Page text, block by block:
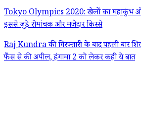
Tokyo Olympics 2020: खेलों का महाकुंभ
इससे जुड़े रोमांचक और मजेदार किस्से
Raj Kundra की गिरफ्तारी के बाद पहली बार
फैंस से की अपील, हंगामा 2 को लेकर कही ये बात